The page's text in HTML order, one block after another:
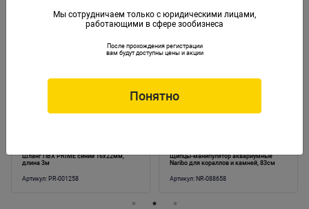
Аналогичные товары
Шланг ПВХ PRIME синий 16х22мм,
длина 3м
Артикул: PR-001258
Щипцы-манипулятор аквариумные
Naribo для кораллов и камней, 83см
Артикул: NR-088658
Мы сотрудничаем только с юридическими лицами,
работающими в сфере зообизнеса
После прохождения регистрации
вам будут доступны цены и акции
Понятно